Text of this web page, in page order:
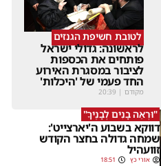
לטובת חשיפת הגנזים
לראשונה: גדולי ישראל
פותחים את הכספות
לציבור במסגרת האירוע
החד פעמי של 'היכלות'
מקודם |
20:39
"וּרְאֵה בָנִים לְבָנֶיךָ"
דווקא בשבוע ה'יארצייט':
שמחה גדולה בחצר הקודש
זוועהיל
אורי כץ 18:51